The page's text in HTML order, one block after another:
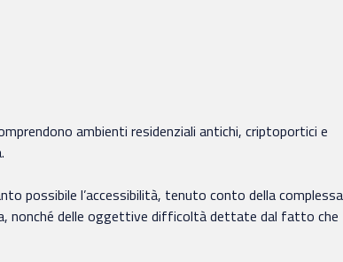
ambienti residenziali antichi, criptoportici e
possibile l’accessibilità, tenuto conto della complessa
nonché delle oggettive difficoltà dettate dal fatto che